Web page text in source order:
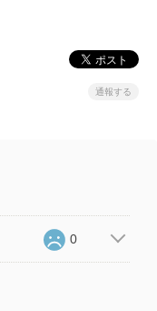
通報する
0